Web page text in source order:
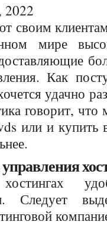
2022
своим
мире
Как
удачно
говорит,
или и купить
Следует